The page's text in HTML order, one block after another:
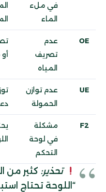
في ملء
الماء
OE
عدم
تصريف
المياه
UE
عدم توازن
الحمولة
F2
مشكلة
في لوحة
التحكم
تحذير: كثير من